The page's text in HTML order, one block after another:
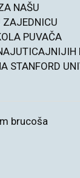
NAŠU
ZAJEDNICU
PUVAČA
STANFORD
brucoša